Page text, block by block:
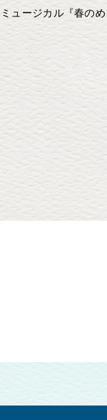
ミュージカル『春の
TRUMP series 15th
舞台「鬼滅の刃」其
【TV】
NHK 連続テレビ小説
JAL機内オーディオ